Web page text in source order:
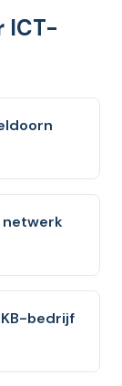
ICT-
netwerk
bedrijf